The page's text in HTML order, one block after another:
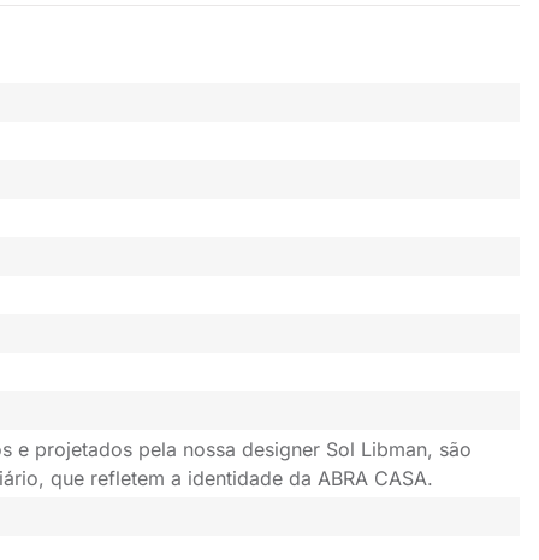
e projetados pela nossa designer Sol Libman, são
que refletem a identidade da ABRA CASA.